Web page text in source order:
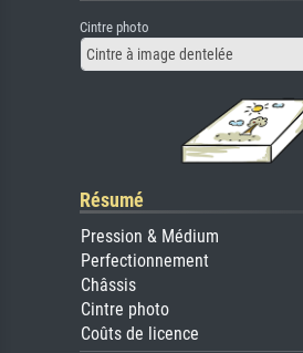
Cintre photo
Cintre à image dentelée
Résumé
Pression & Médium
Perfectionnement
Châssis
Cintre photo
Coûts de licence